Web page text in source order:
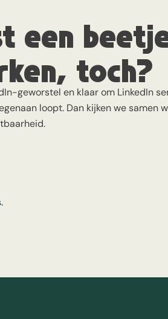
een
toch?
geworstel en klaar om LinkedIn
loopt. Dan kijken we samen